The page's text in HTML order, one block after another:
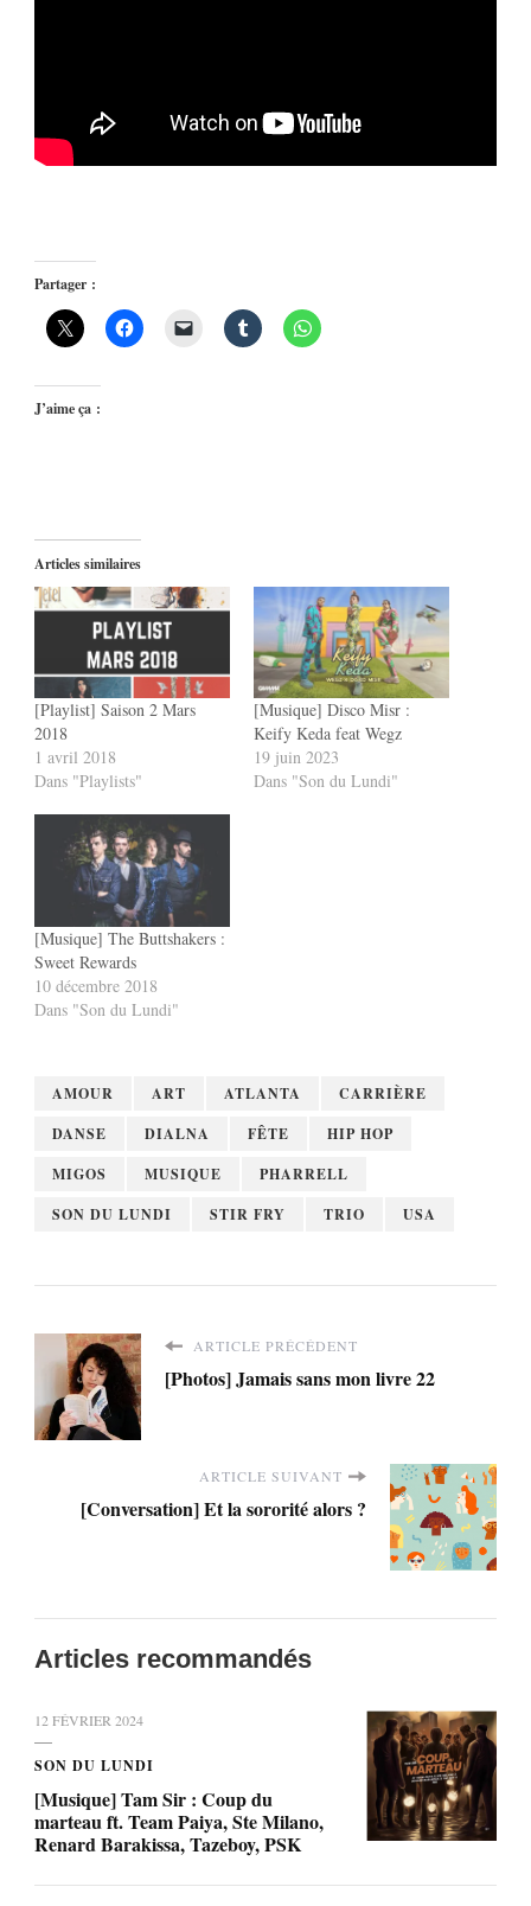
Partager :
J’aime ça :
Articles similaires
[Playlist] Saison 2 Mars
2018
1 avril 2018
Dans "Playlists"
[Musique] Disco Misr :
Keify Keda feat Wegz
19 juin 2023
Dans "Son du Lundi"
[Musique] The Buttshakers :
Sweet Rewards
10 décembre 2018
Dans "Son du Lundi"
AMOUR ART ATLANTA
CARRIÈRE
DANSE
DIALNA FÊTE
HIP HOP
MIGOS
MUSIQUE
PHARRELL
SON DU LUNDI
STIR FRY TRIO USA
ARTICLE PRÉCÉDENT
[Photos] Jamais sans mon livre 22
ARTICLE SUIVANT
[Conversation] Et la sororité alors ?
Articles recommandés
12 FÉVRIER 2024
SON DU LUNDI
[Musique] Tam Sir : Coup du
marteau ft. Team Paiya, Ste Milano,
Renard Barakissa, Tazeboy, PSK